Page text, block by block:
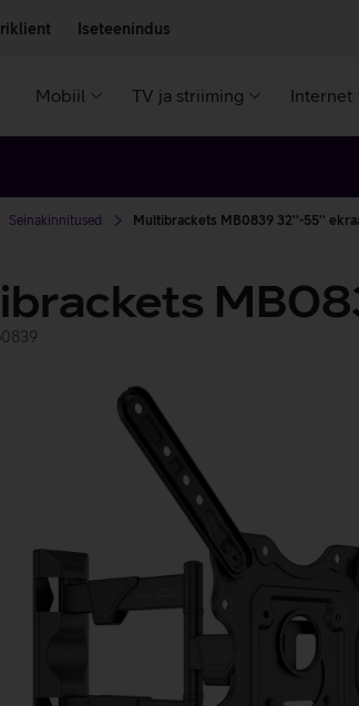
Iseteenindus
Mobiil TV ja striiming Internet
Seinakinnitused Multibrackets MB0839 32''-55''